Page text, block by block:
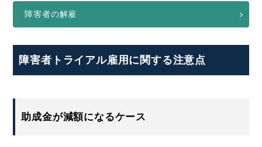
障害者の解雇
障害者トライアル雇用に関する注意点
助成金が減額になるケース